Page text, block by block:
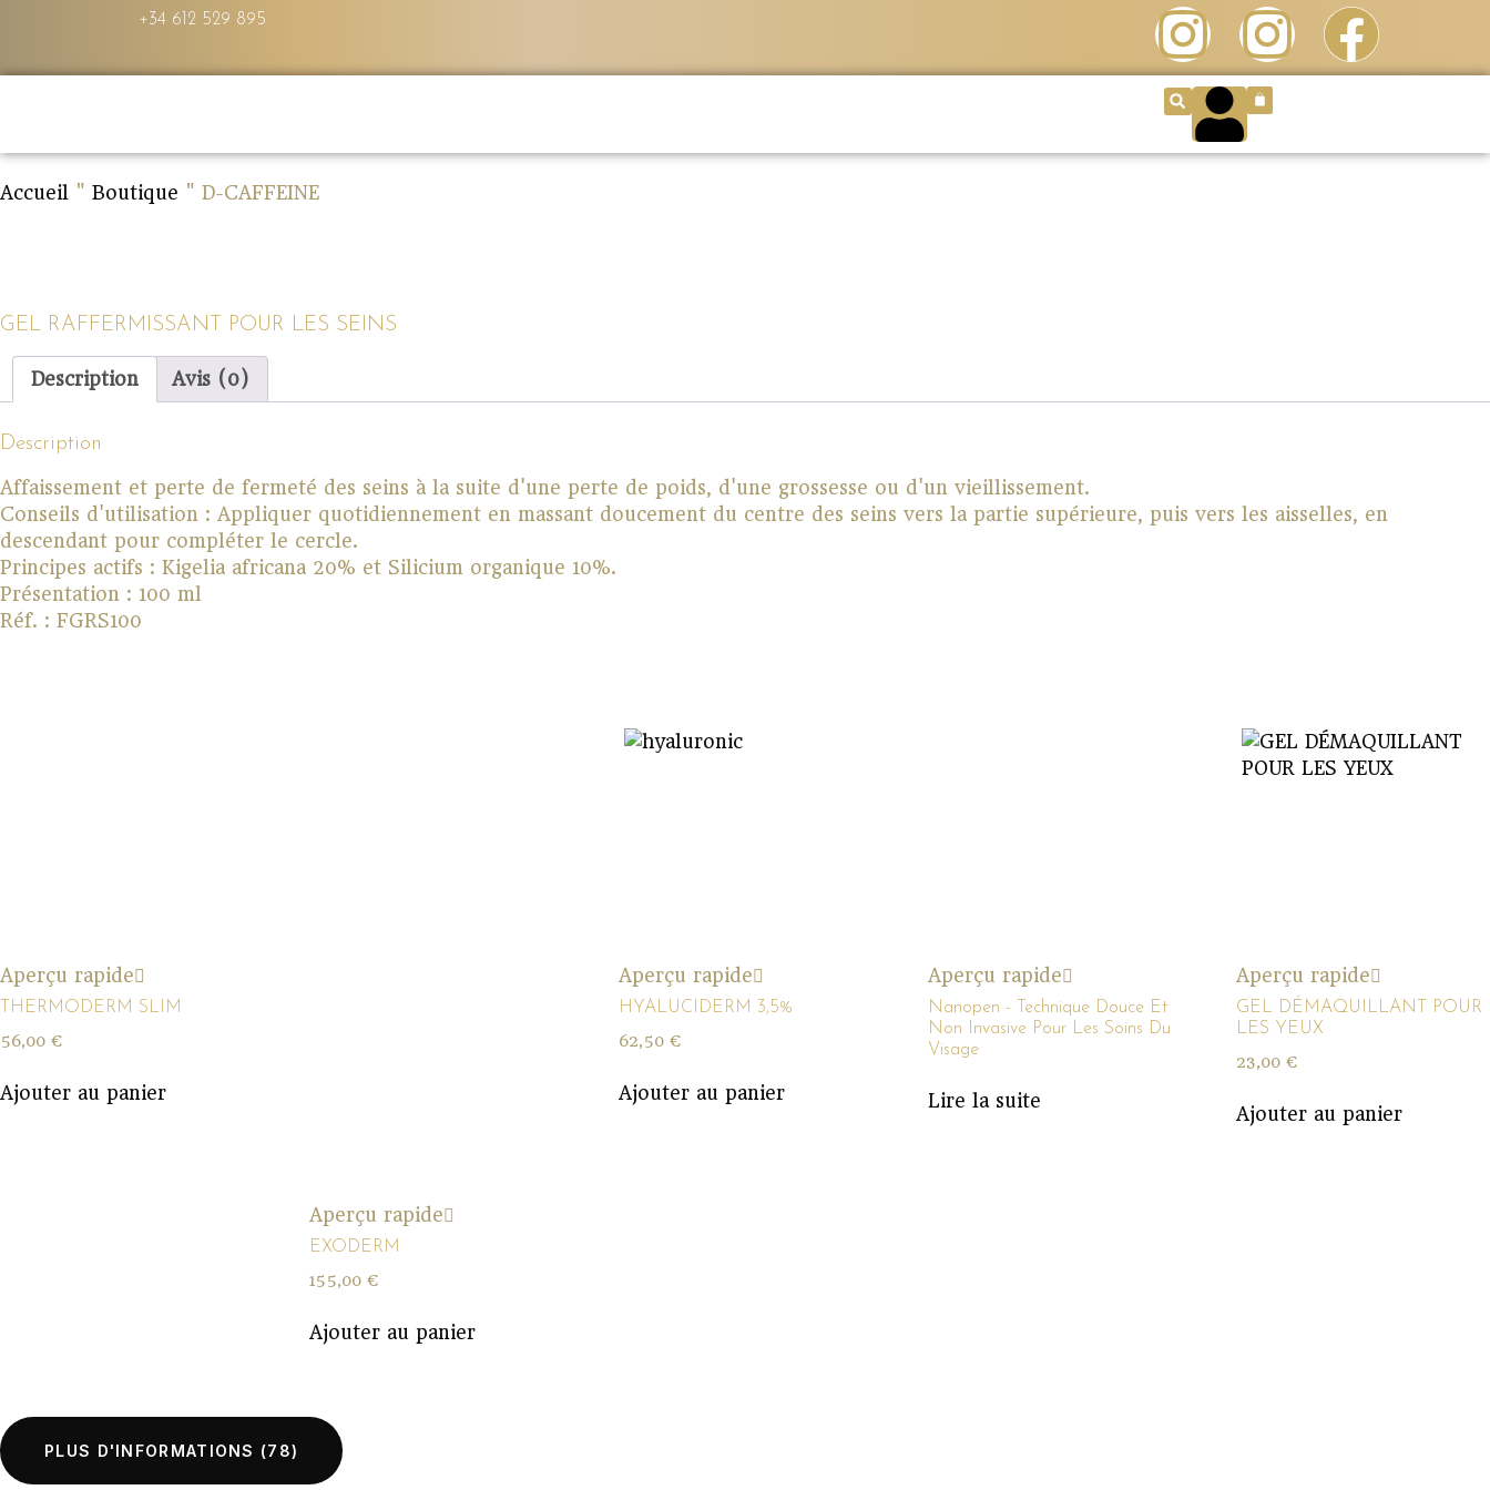
+34 612 529 895
Accueil " Boutique " D-CAFFEINE
GEL RAFFERMISSANT POUR LES SEINS
Description Avis (0)
Description
Affaissement et perte de fermeté des seins à la suite d'une perte de poids, d'une grossesse ou d'un vieillissement.
Conseils d'utilisation : Appliquer quotidiennement en massant doucement du centre des seins vers la partie supérieure, puis vers les aisselles, en
descendant pour compléter le cercle.
Principes actifs : Kigelia africana 20% et Silicium organique 10%.
Présentation : 100 ml
Réf. : FGRS100
Aperçu rapide
THERMODERM SLIM
56,00 €
Ajouter au panier
Aperçu rapide
EXODERM
155,00 €
Ajouter au panier
Aperçu rapide
HYALUCIDERM 3,5%
62,50 €
Ajouter au panier
Aperçu rapide
Nanopen - Technique Douce Et
Non Invasive Pour Les Soins Du
Visage
Lire la suite
Aperçu rapide
GEL DÉMAQUILLANT POUR
LES YEUX
23,00€
Ajouter au panier
PLUS D'INFORMATIONS (78)